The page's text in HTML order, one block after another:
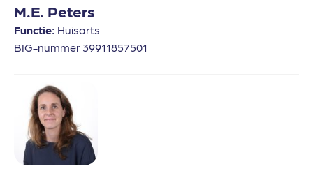
M.E. Peters
Functie: Huisarts
BIG-nummer 39911857501